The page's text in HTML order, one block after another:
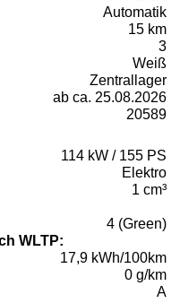
Automatik
15 km
3
Weiß
Zentrallager
ab ca. 25.08.2026
20589
114 kW / 155 PS
Elektro
1 cm³
4 (Green)
WLTP:
17,9 kWh/100km
0 g/km
A